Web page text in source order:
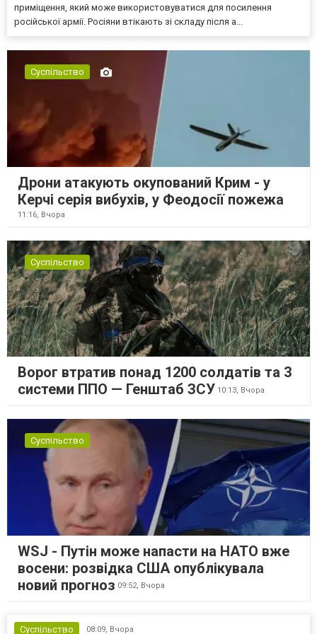
приміщення, який може використовуватися для посилення
російської армії. Росіяни втікають зі складу після а...
Суспільство
Дрони атакують окупований Крим - у
Керчі серія вибухів, у Феодосії пожежа
11:16, Вчора
Суспільство
Ворог втратив понад 1200 солдатів та 3
системи ППО — Генштаб ЗСУ 10:13, Вчора
Суспільство
WSJ - Путін може напасти на НАТО вже
восени: розвідка США опублікувала
новий прогноз 09:52, Вчора
Суспільство 08:09, Вчора